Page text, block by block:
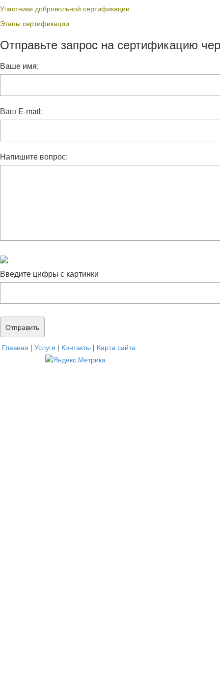
Участники добровольной сертификации
Этапы сертификации
Отправьте запрос на сертификацию
Ваше имя:
Ваш E-mail:
Напишите вопрос:
Введите цифры с картинки
Главная | Услуги | Контакты | Карта сайта